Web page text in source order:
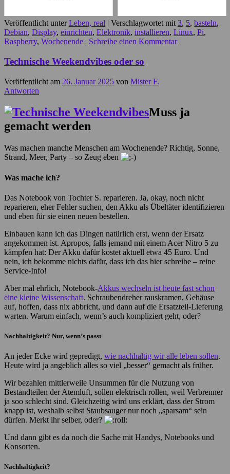
Veröffentlicht unter Leben, real | Verschlagwortet mit 3, 5, basteln,
Debian, Display, einrichten, Elektronik, installieren, Linux, Pi,
Raspberry, Wochenende | Schreibe einen Kommentar
Technische Weekendvibes oder so
Veröffentlicht am 26. Januar 2025 von Mister F.
Antworten
Muss ja
gemacht werden
Was machen manche Menschen am Wochenende? Richtig, Sonne,
Strand, Meer, Party – so Zeug eben
Was mache ich?
Das Notebook von Tochter S. reparieren. Ja, okay, noch nicht
reparieren, eher Fehler suchen, den Akku als Übeltäter identifizieren
und eben für sie einen neuen bestellen.
Einbauen kann ich das Dingen natürlich erst, wenn der Ersatz
angekommen ist. Apropos, falls jemand mit einem Acer Nitro 5 zu
kämpfen hat: Der Akku dafür kostet aktuell etwa 45 Euro. Und
nein, ich bekomme nichts dafür, dass ich das hier schreibe – reine
Service-Info!
Aber mal ehrlich, Notebook-Akkus wechseln ist heute fast schon
eine kleine Wissenschaft. Schraubendreher rauskramen, Gehäuse
auf, hoffen, dass nix abbricht, und dann auf die Ersatzteil-Lieferung
warten. Warum einfach, wenn’s auch kompliziert geht, oder?
Nachhaltigkeit? Nur, wenn’s passt
An jeder Ecke wird gepredigt, wie nachhaltig wir alle leben sollen.
Heute wird ja angeblich alles so viel „besser“ gemacht als früher.
Wir bezahlen mittlerweile Unsummen für die Nutzung von
Bestandteilen der Atemluft, sollen elektrisch rollen, weil Verbrenner
ja soo schlecht sind. Gleichzeitig wird uns erklärt, dass der Strom
knapp ist, weshalb selbst Staubsauger nur noch „sparsam“ sein
dürfen. Merkt ihr selber, oder?
Und dann gibt es da noch die Sache mit Handys, Notebooks und
Konsorten.
Nachhaltigkeit?